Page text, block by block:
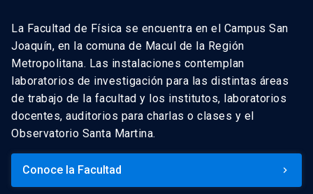
La Facultad de Física se encuentra en el Campus San
Joaquín, en la comuna de Macul de la Región
Metropolitana. Las instalaciones contemplan
laboratorios de investigación para las distintas áreas
de trabajo de la facultad y los institutos, laboratorios
docentes, auditorios para charlas o clases y el
Observatorio Santa Martina.
Conoce la Facultad keyboard_arrow_right